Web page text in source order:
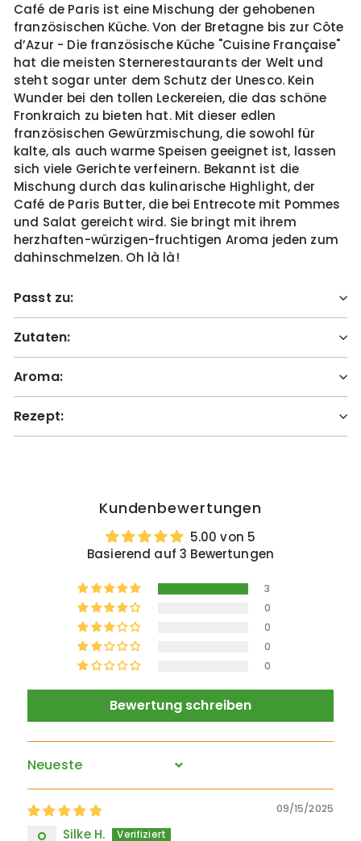
Café de Paris ist eine Mischung der gehobenen
französischen Küche. Von der Bretagne bis zur Côte
d’Azur - Die französische Küche "Cuisine Française"
hat die meisten Sternerestaurants der Welt und
steht sogar unter dem Schutz der Unesco. Kein
Wunder bei den tollen Leckereien, die das schöne
Fronkraich zu bieten hat. Mit dieser edlen
französischen Gewürzmischung, die sowohl für
kalte, als auch warme Speisen geeignet ist, lassen
sich viele Gerichte verfeinern. Bekannt ist die
Mischung durch das kulinarische Highlight, der
Café de Paris Butter, die bei Entrecote mit Pommes
und Salat gereicht wird. Sie bringt mit ihrem
herzhaften-würzigen-fruchtigen Aroma jeden zum
dahinschmelzen. Oh là là!
Passt zu:
Zutaten:
Aroma:
Rezept:
Kundenbewertungen
5.00 von 5
Basierend auf 3 Bewertungen
3
0
0
0
0
Bewertung schreiben
Sort by
09/15/2025
Silke H.